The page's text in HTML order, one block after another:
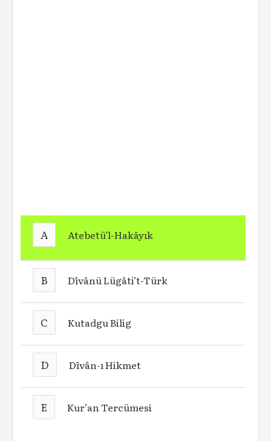
A Atebetü’l-Hakâyık
B Dîvânü Lügâti’t-Türk
C Kutadgu Bilig
D Dîvân-ı Hikmet
E Kur’an Tercümesi